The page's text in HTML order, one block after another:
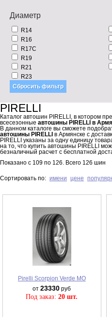
Диаметр
R14
R16
R17C
R19
R21
R23
PIRELLI
Каталог автошин PIRELLI, в котором
всесезонные автошины PIRELLI в
В данном каталоге вы сможете
автошины PIRELLI в Армянске с
PIRELLI указаны за одну единицу
на то, что купить автошины PIRELLI
безналичный расчет с бесплатной
Показано с 109 по 126 . Всего 126 шин
Сортировать по: имени цене
Pirelli Scorpion Verde MO
от23330 руб
Под заказ:20 шт.